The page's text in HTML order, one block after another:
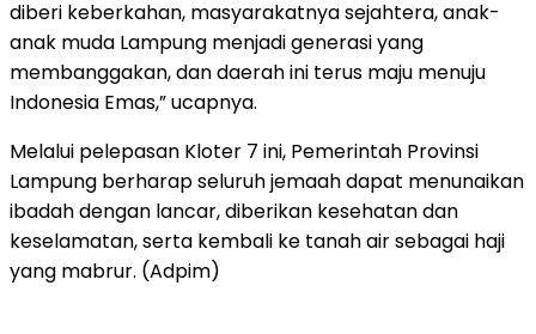
diberi keberkahan, masyarakatnya sejahtera, anak-
anak muda Lampung menjadi generasi yang
membanggakan, dan daerah ini terus maju menuju
Indonesia Emas,” ucapnya.
Melalui pelepasan Kloter 7 ini, Pemerintah Provinsi
Lampung berharap seluruh jemaah dapat menunaikan
ibadah dengan lancar, diberikan kesehatan dan
keselamatan, serta kembali ke tanah air sebagai haji
yang mabrur. (Adpim)